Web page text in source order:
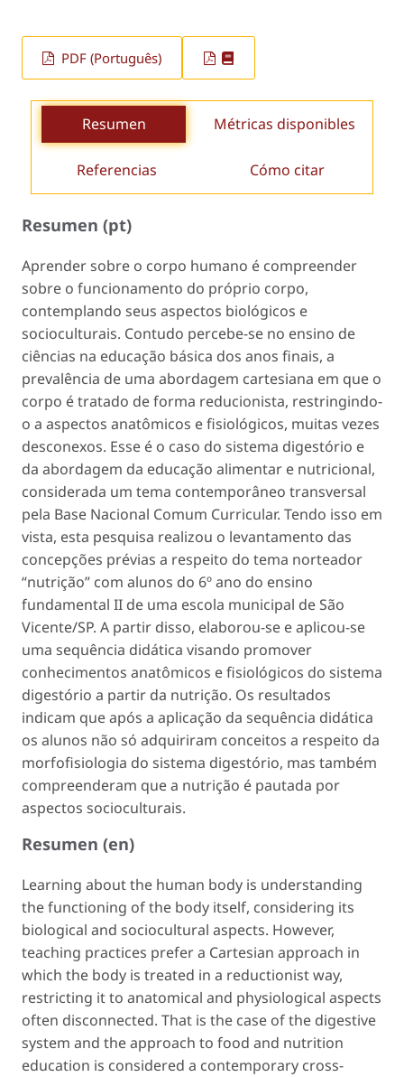
PDF (Português)
Resumen Métricas disponibles
Referencias Cómo citar
Resumen (pt)
Aprender sobre o corpo humano é compreender
sobre o funcionamento do próprio corpo,
contemplando seus aspectos biológicos e
socioculturais. Contudo percebe-se no ensino de
ciências na educação básica dos anos finais, a
prevalência de uma abordagem cartesiana em que o
corpo é tratado de forma reducionista, restringindo-
o a aspectos anatômicos e fisiológicos, muitas vezes
desconexos. Esse é o caso do sistema digestório e
da abordagem da educação alimentar e nutricional,
considerada um tema contemporâneo transversal
pela Base Nacional Comum Curricular. Tendo isso em
vista, esta pesquisa realizou o levantamento das
concepções prévias a respeito do tema norteador
“nutrição” com alunos do 6º ano do ensino
fundamental II de uma escola municipal de São
Vicente/SP. A partir disso, elaborou-se e aplicou-se
uma sequência didática visando promover
conhecimentos anatômicos e fisiológicos do sistema
digestório a partir da nutrição. Os resultados
indicam que após a aplicação da sequência didática
os alunos não só adquiriram conceitos a respeito da
morfofisiologia do sistema digestório, mas também
compreenderam que a nutrição é pautada por
aspectos socioculturais.
Resumen (en)
Learning about the human body is understanding
the functioning of the body itself, considering its
biological and sociocultural aspects. However,
teaching practices prefer a Cartesian approach in
which the body is treated in a reductionist way,
restricting it to anatomical and physiological aspects
often disconnected. That is the case of the digestive
system and the approach to food and nutrition
education is considered a contemporary cross-